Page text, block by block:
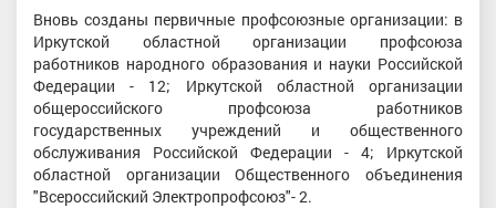
Вновь созданы первичные профсоюзные организации: в
Иркутской областной организации профсоюза
работников народного образования и науки Российской
Федерации - 12; Иркутской областной организации
общероссийского профсоюза работников
государственных учреждений и общественного
обслуживания Российской Федерации - 4; Иркутской
областной организации Общественного объединения
"Всероссийский Электропрофсоюз"- 2.